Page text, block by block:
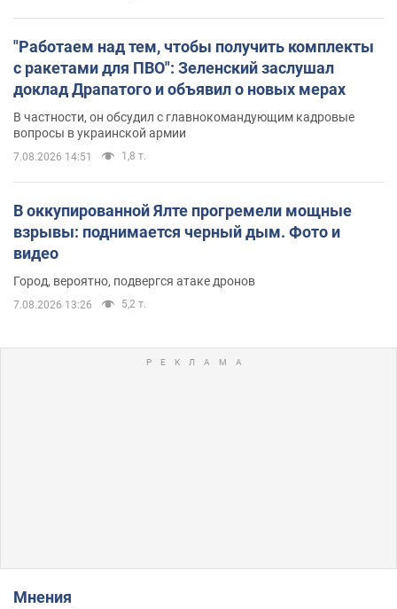
"Работаем над тем, чтобы получить комплекты
с ракетами для ПВО": Зеленский заслушал
доклад Драпатого и объявил о новых мерах
В частности, он обсудил с главнокомандующим кадровые
вопросы в украинской армии
7.08.2026 14:51 1,8 т.
В оккупированной Ялте прогремели мощные
взрывы: поднимается черный дым. Фото и
видео
Город, вероятно, подвергся атаке дронов
7.08.2026 13:26 5,2 т.
Мнения